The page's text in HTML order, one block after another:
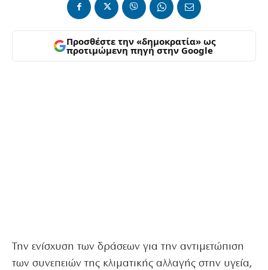
Προσθέστε την «δημοκρατία» ως
προτιμώμενη πηγή στην Google
Την ενίσχυση των δράσεων για την αντιμετώπιση
των συνεπειών της κλιματικής αλλαγής στην υγεία,